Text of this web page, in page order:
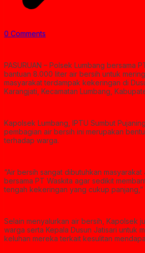
0 Comments
PASURUAN – Polsek Lumbang bersama
bantuan 8.000 liter air bersih untuk
masyarakat terdampak kekeringan di
Karangjati, Kecamatan Lumbang,
Kapolsek Lumbang, IPTU Sumbut
pembagian air bersih ini merupakan
terhadap warga.
“Air bersih sangat dibutuhkan masyarakat
bersama PT Waskita agar sedikit
tengah kekeringan yang cukup panjang,”
Selain menyalurkan air bersih, Kapolsek
warga serta Kepala Dusun Jatisari untuk
keluhan mereka terkait kesulitan